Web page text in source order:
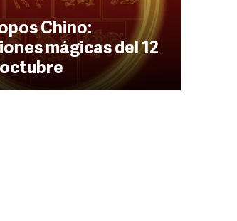
Chino:
mágicas del 12
octubre